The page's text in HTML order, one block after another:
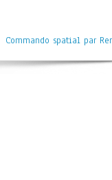
Commando spatial par